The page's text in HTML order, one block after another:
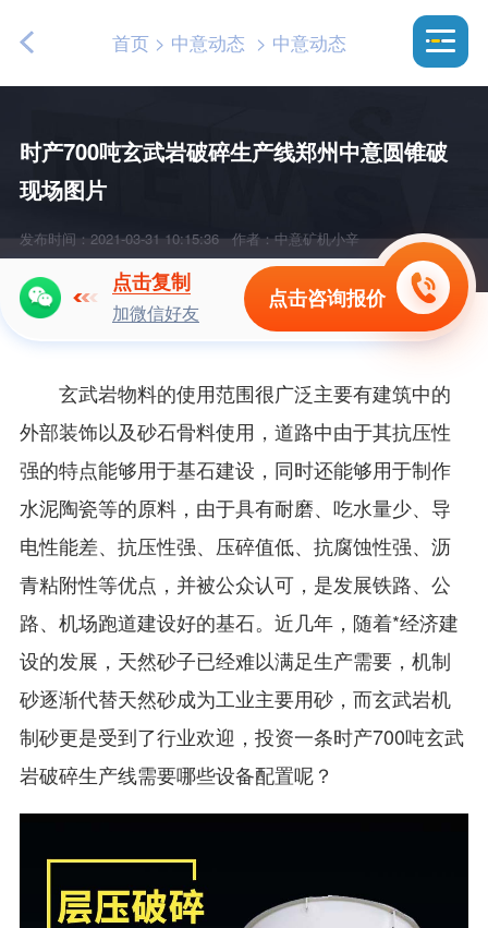
首页> 中意动态 > 中意动态
时产700吨玄武岩破碎生产线郑州中意圆锥破
现场图片
发布时间：2021-03-31 10:15:36 作者：中意矿机小辛
点击复制
加微信好友 点击咨询报价
玄武岩物料的使用范围很广泛主要有建筑中的
外部装饰以及砂石骨料使用，道路中由于其抗压性
强的特点能够用于基石建设，同时还能够用于制作
水泥陶瓷等的原料，由于具有耐磨、吃水量少、导
电性能差、抗压性强、压碎值低、抗腐蚀性强、沥
青粘附性等优点，并被公众认可，是发展铁路、公
路、机场跑道建设好的基石。近几年，随着*经济建
设的发展，天然砂子已经难以满足生产需要，机制
砂逐渐代替天然砂成为工业主要用砂，而玄武岩机
制砂更是受到了行业欢迎，投资一条时产700吨玄武
岩破碎生产线需要哪些设备配置呢？